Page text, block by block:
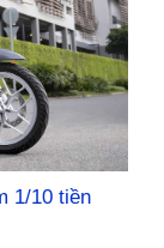
1/10 tiền